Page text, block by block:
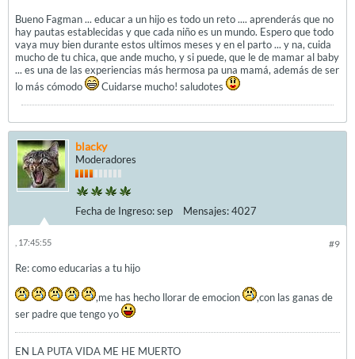
Bueno Fagman ... educar a un hijo es todo un reto .... aprenderás que no
hay pautas establecidas y que cada niño es un mundo. Espero que todo
vaya muy bien durante estos ultimos meses y en el parto ... y na, cuida
mucho de tu chica, que ande mucho, y si puede, que le de mamar al baby
... es una de las experiencias más hermosa pa una mamá, además de ser
lo más cómodo
Cuidarse mucho! saludotes
blacky
Moderadores
Fecha de Ingreso:sep Mensajes:4027
#9
, 17:45:55
Re: como educarias a tu hijo
,me has hecho llorar de emocion
,con las ganas de
ser padre que tengo yo
EN LA PUTA VIDA ME HE MUERTO